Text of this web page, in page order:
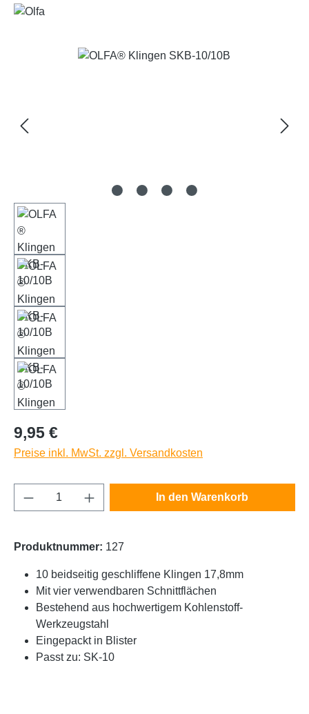
Bildergalerie überspringen
Regulärer Preis:
9,95 €
Preise inkl. MwSt. zzgl. Versandkosten
Produkt Anzahl: Gib den gewünschten
In den Warenkorb
Produktnummer: 127
10 beidseitig geschliffene Klingen 17,8mm
Mit vier verwendbaren Schnittflächen
Bestehend aus hochwertigem Kohlenstoff-
Werkzeugstahl
Eingepackt in Blister
Passt zu: SK-10